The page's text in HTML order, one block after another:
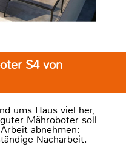
S4 von
ums Haus viel her,
Mähroboter soll
abnehmen:
Nacharbeit.